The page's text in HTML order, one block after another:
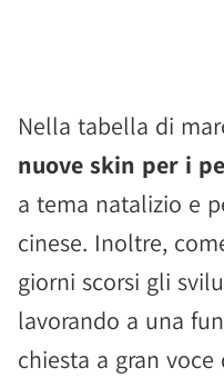
Nella tabella di
nuove skin per i
a tema natalizio e
cinese. Inoltre,
giorni scorsi gli
lavorando a una
chiesta a gran